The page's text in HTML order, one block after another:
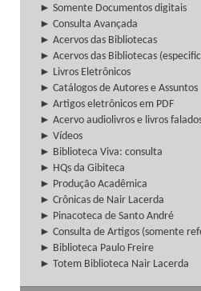
► Somente Documentos digitais
► Consulta Avançada
► Acervos das Bibliotecas
► Acervos das Bibliotecas
► Livros Eletrônicos
► Catálogos de Autores e Assuntos
► Artigos eletrônicos em PDF
► Acervo audiolivros e livros
► Vídeos
► Biblioteca Viva: consulta
► HQs da Gibiteca
► Produção Acadêmica
► Crônicas de Nair Lacerda
► Pinacoteca de Santo André
► Consulta de Artigos (somente
► Biblioteca Paulo Freire
► Totem Biblioteca Nair Lacerda